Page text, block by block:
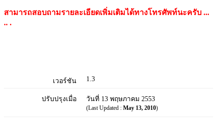
สามารถสอบถามรายละเอียดเพิ่มเติมได้ทางโทรศัพท์นะครับ ...
.. .
เวอร์ชัน 1.3
ปรับปรุงเมื่อ วันที่ 13 พฤษภาคม 2553
(Last Updated : May 13, 2010)